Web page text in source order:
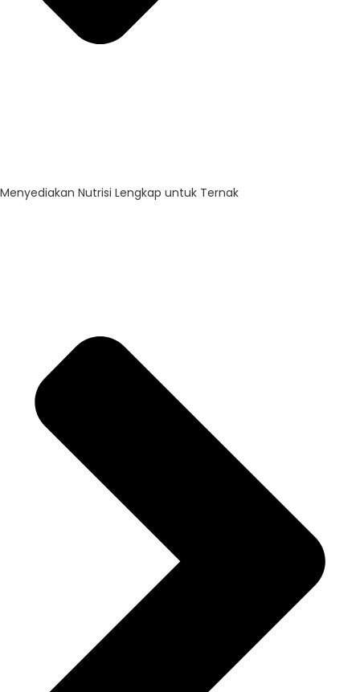
Menyediakan Nutrisi Lengkap untuk Ternak